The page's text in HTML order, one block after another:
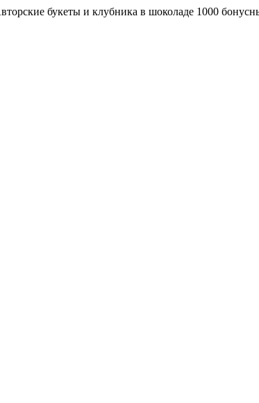
букеты и клубника в шоколаде 1000